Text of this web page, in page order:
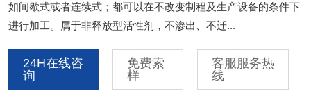
如间歇式或者连续式；都可以在不改变制程及生产设备的条件下
进行加工。属于非释放型活性剂，不渗出、不迁...
24H在线咨
询
免费索
样
客服服务热
线